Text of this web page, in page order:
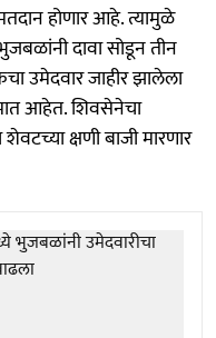
होणार आहे. त्यामुळे
दावा सोडून तीन
उमेदवार जाहीर झालेला
आहेत. शिवसेनेचा
क्षणी बाजी मारणार